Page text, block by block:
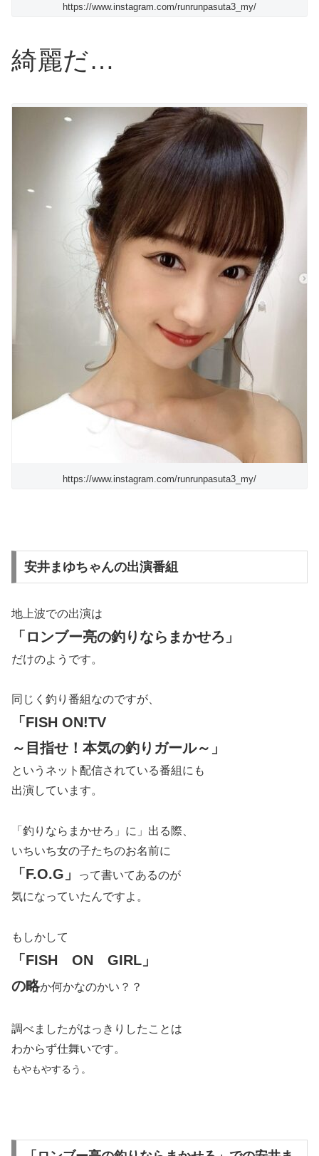
https://www.instagram.com/runrunpasuta3_my/
綺麗だ…
https://www.instagram.com/runrunpasuta3_my/
安井まゆちゃんの出演番組
地上波での出演は
「ロンブー亮の釣りならまかせろ」
だけのようです。
同じく釣り番組なのですが、
「FISH ON!TV
～目指せ！本気の釣りガール～」
というネット配信されている番組にも
出演しています。
「釣りならまかせろ」に」出る際、
いちいち女の子たちのお名前に
「F.O.G」
って書いてあるのが
気になっていたんですよ。
もしかして
「FISH ON GIRL」
の略か何かなのかい？？
調べましたがはっきりしたことは
わからず仕舞いです。
もやもやするう。